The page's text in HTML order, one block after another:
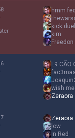
kim
Freedon
Zeraora
Zeraora
low
In Red